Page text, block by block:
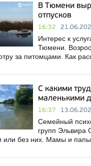
В Тюмени
отпусков
16:32
Интерес к
Тюмени.
за питомцами. Как
С какими
маленькими
16:37
Семейный
групп Эльвира
или без них. Мамы и